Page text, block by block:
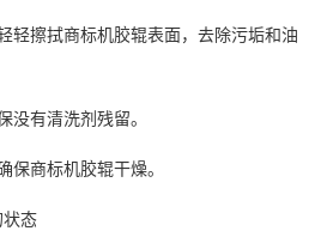
擦拭商标机胶辊表面，去除污垢和油
有清洗剂残留。
商标机胶辊干燥。
态